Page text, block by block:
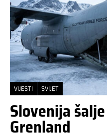
VIJESTI SVIJET
Slovenija
Grenland